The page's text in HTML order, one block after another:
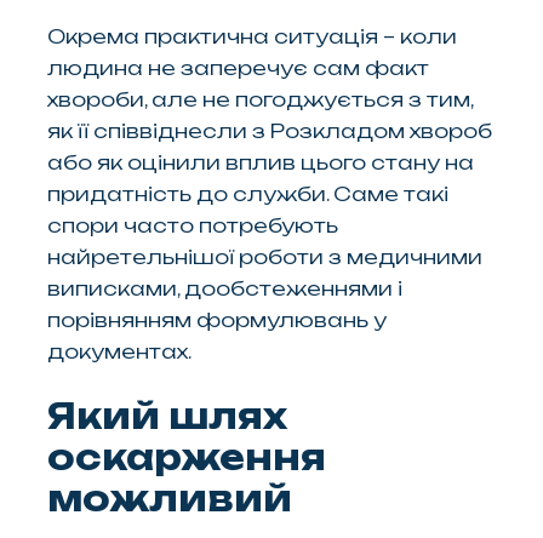
Окрема практична ситуація – коли
людина не заперечує сам факт
хвороби, але не погоджується з тим,
як її співвіднесли з Розкладом хвороб
або як оцінили вплив цього стану на
придатність до служби. Саме такі
спори часто потребують
найретельнішої роботи з медичними
виписками, дообстеженнями і
порівнянням формулювань у
документах.
Який шлях
оскарження
можливий